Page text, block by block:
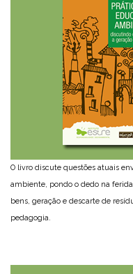
O livro discute questões atuais
ambiente, pondo o dedo na
bens, geração e descarte de
pedagogia.